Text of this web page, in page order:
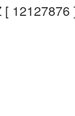
[ 12127876